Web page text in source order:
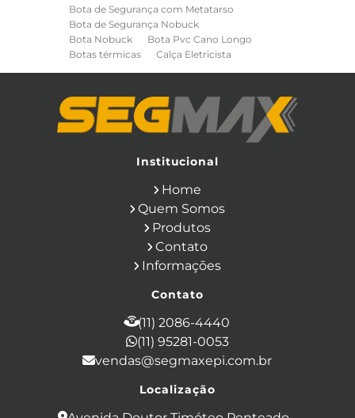
Bota de Segurança com Metatarso
Bota de Segurança Nobuck
Bota Nobuck
Bota Pvc Cano Longo
Botas térmicas
Calça Eletricista
Capa de Chuva
Cinto de Segurança para Eletricista
Cinto de Seguranca Paraquedista
Cone de Sinalização
Equipamentos de Construcao Civil
Ferramentas Eletricas
Ferramentas Isoladas
Ferramentas Manuais para Construção
Filtro para Respirador
Japona Térmica para Câmara Fria
Luva de Cobertura
Luva Isolante
Luvas para Produtos Químicos
Macacão Contra Agentes Químicos
Macacão de Segurança
Máscara de Proteção Respiratória com
Mascara de Solda Automatica
Institucional
Home
Quem Somos
Produtos
Contato
Informações
Contato
(11) 2086-4440
(11) 95281-0053
vendas@segmaxepi.com.br
Localização